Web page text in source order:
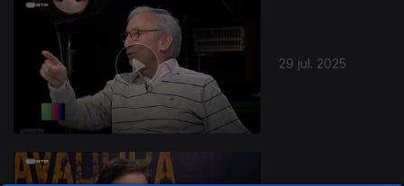
29 jul. 2025